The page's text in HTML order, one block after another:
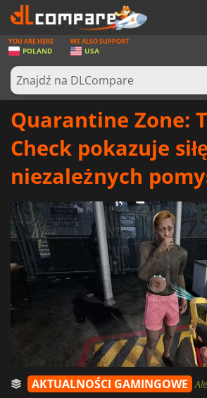
GRY
KARTY DO GIER
OPROGRAMOWANIE
REWARDS
SPRZĘT KOMPUTEROWY
ZALOGUJ SIĘ LUB ZAREJESTRUJ
YOU ARE HERE
POLAND
WE ALSO SUPPORT
USA
Quarantine Zone:
Check pokazuje siłę
niezależnych
AKTUALNOŚCI GAMINGOWE